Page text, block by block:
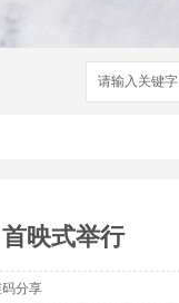
映式举行
分享